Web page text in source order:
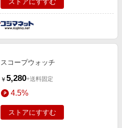
スコープウォッチ
￥ 5,280+送料固定
4.5%
ストアにすすむ